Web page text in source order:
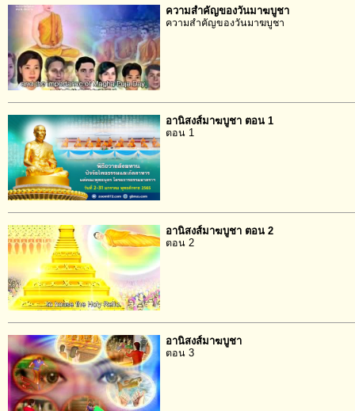
ความสำคัญของวันมาฆบูชา
ความสำคัญของวันมาฆบูชา
อานิสงส์มาฆบูชา ตอน 1
ตอน 1
อานิสงส์มาฆบูชา ตอน 2
ตอน 2
อานิสงส์มาฆบูชา
ตอน 3